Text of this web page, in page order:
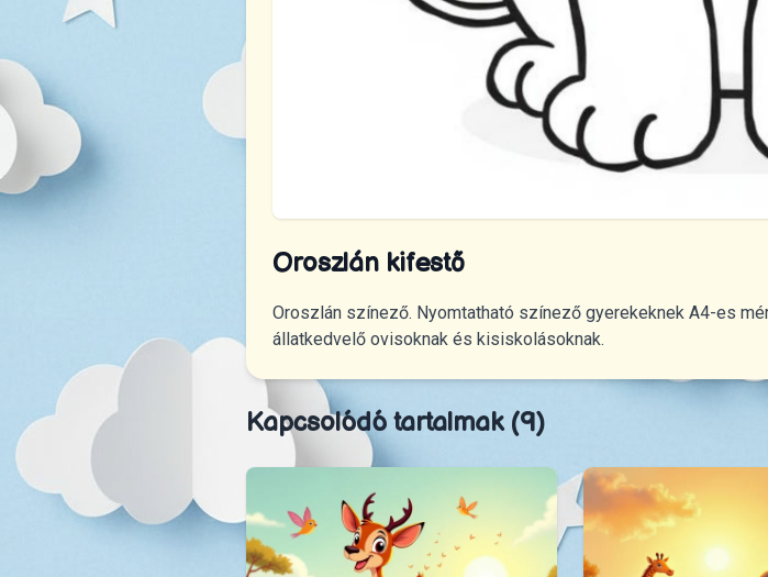
Oroszlán kifestő
Oroszlán színező. Nyomtatható színező gyerekeknek A4-es
állatkedvelő ovisoknak és kisiskolásoknak.
Kapcsolódó tartalmak (9)